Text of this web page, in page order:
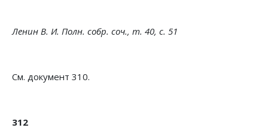
Ленин В. И. Полн. собр. соч., т. 40, с. 51
См. документ 310.
312